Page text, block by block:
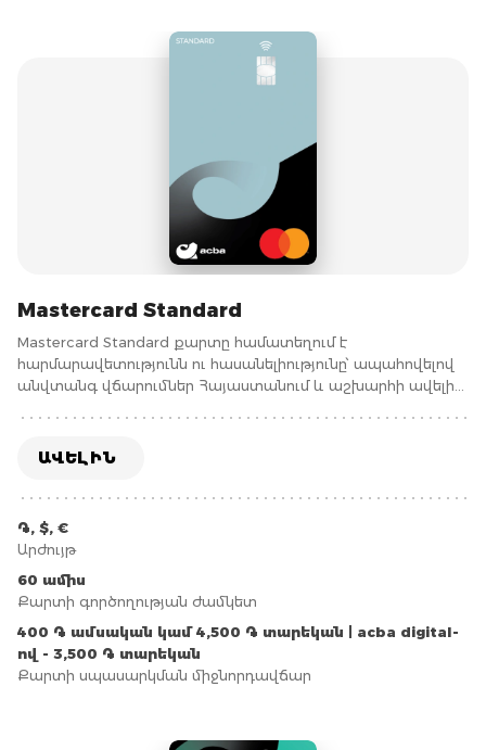
Mastercard Standard
Mastercard Standard քարտը համատեղում է
հարմարավետությունն ու հասանելիությունը՝ ապահովելով
անվտանգ վճարումներ Հայաստանում և աշխարհի ավելի
հաշվարկային տեսակի քարտ է:
ԱՎԵԼԻՆ
֏, $, €
Արժույթ
60 ամիս
Քարտի գործողության ժամկետ
400 ֏ ամսական կամ 4,500 ֏ տարեկան | acba digital-
ով - 3,500 ֏ տարեկան
Քարտի սպասարկման միջնորդավճար